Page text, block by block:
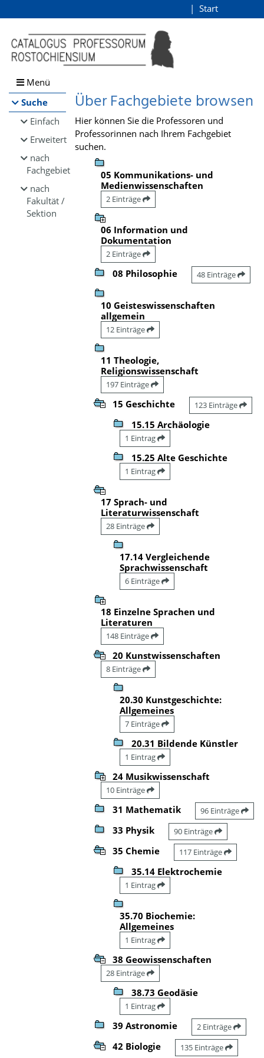
Browsen
direkt zum Inhalt
Start
Menü
Suche
Einfach
Erweitert
nach
Fachgebiet
nach
Fakultät /
Sektion
Über Fachgebiete browsen
Hier können Sie die Professoren und
Professorinnen nach Ihrem Fachgebiet
suchen.
05 Kommunikations- und
Medienwissenschaften
2 Einträge
06 Information und
Dokumentation
2 Einträge
08 Philosophie 48 Einträge
10 Geisteswissenschaften
allgemein
12 Einträge
11 Theologie,
Religionswissenschaft
197 Einträge
15 Geschichte 123 Einträge
15.15 Archäologie
1 Eintrag
15.25 Alte Geschichte
1 Eintrag
17 Sprach- und
Literaturwissenschaft
28 Einträge
17.14 Vergleichende
Sprachwissenschaft
6 Einträge
18 Einzelne Sprachen und
Literaturen
148 Einträge
20 Kunstwissenschaften
8 Einträge
20.30 Kunstgeschichte:
Allgemeines
7 Einträge
20.31 Bildende Künstler
1 Eintrag
24 Musikwissenschaft
10 Einträge
31 Mathematik 96 Einträge
33 Physik 90 Einträge
35 Chemie 117 Einträge
35.14 Elektrochemie
1 Eintrag
35.70 Biochemie:
Allgemeines
1 Eintrag
38 Geowissenschaften
28 Einträge
38.73 Geodäsie
1 Eintrag
39 Astronomie 2 Einträge
42 Biologie 135 Einträge